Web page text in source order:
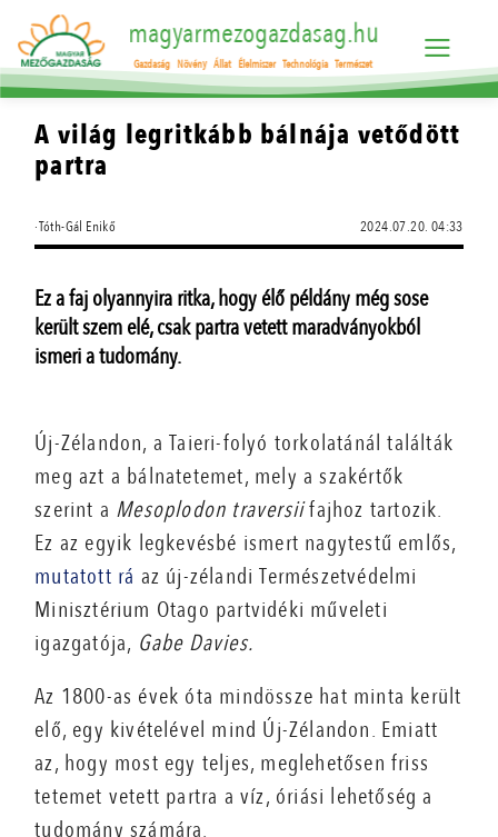
magyarmezogazdasag.hu
Gazdaság Növény Állat Élelmiszer Technológia Természet
A világ legritkább bálnája vetődött
partra
·Tóth-Gál Enikő 2024.07.20. 04:33
Ez a faj olyannyira ritka, hogy élő példány még sose
került szem elé, csak partra vetett maradványokból
ismeri a tudomány.
Új-Zélandon, a Taieri-folyó torkolatánál találták
meg azt a bálnatetemet, mely a szakértők
szerint a Mesoplodon traversiifajhoz tartozik.
Ez az egyik legkevésbé ismert nagytestű emlős,
mutatott rá az új-zélandi Természetvédelmi
Minisztérium Otago partvidéki műveleti
igazgatója, Gabe Davies.
Az 1800-as évek óta mindössze hat minta került
elő, egy kivételével mind Új-Zélandon. Emiatt
az, hogy most egy teljes, meglehetősen friss
tetemet vetett partra a víz, óriási lehetőség a
tudomány számára.